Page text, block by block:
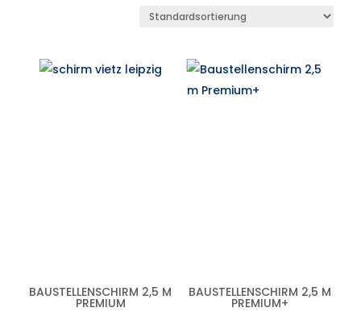
BAUSTELLENSCHIRM 2,5 M
PREMIUM
BAUSTELLENSCHIRM 2,5 M
PREMIUM+